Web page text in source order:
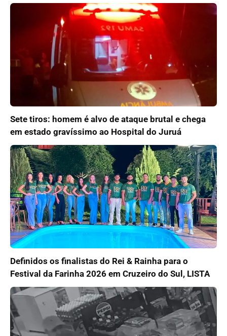
Sete tiros: homem é alvo de ataque brutal e chega
em estado gravíssimo ao Hospital do Juruá
Definidos os finalistas do Rei & Rainha para o
Festival da Farinha 2026 em Cruzeiro do Sul, LISTA